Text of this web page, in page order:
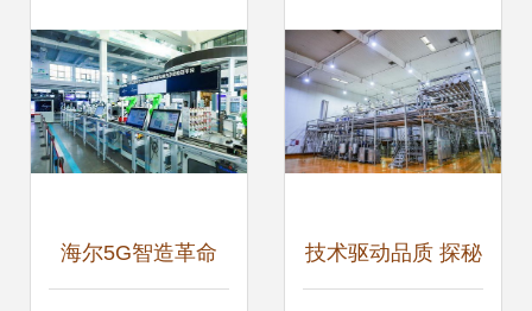
海尔5G智造革命 技术驱动品质 探秘